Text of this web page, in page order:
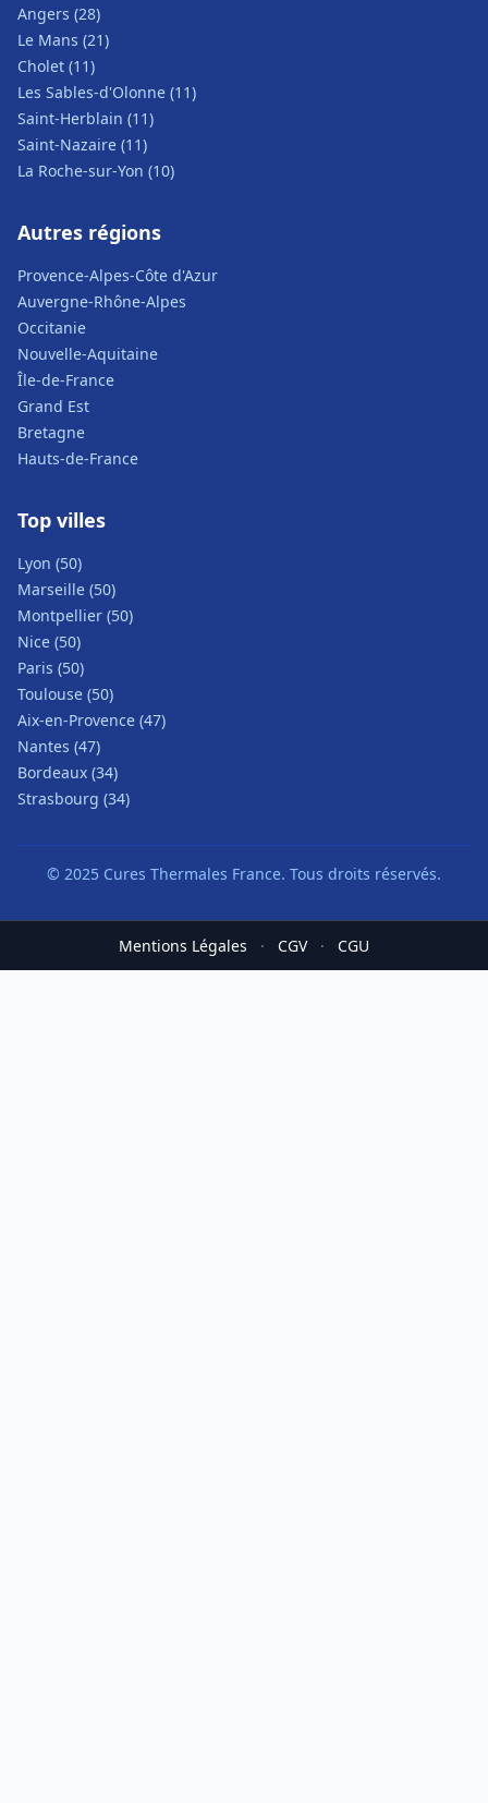
Angers (28)
Le Mans (21)
Cholet (11)
Les Sables-d'Olonne (11)
Saint-Herblain (11)
Saint-Nazaire (11)
La Roche-sur-Yon (10)
Autres régions
Provence-Alpes-Côte d'Azur
Auvergne-Rhône-Alpes
Occitanie
Nouvelle-Aquitaine
Île-de-France
Grand Est
Bretagne
Hauts-de-France
Top villes
Lyon (50)
Marseille (50)
Montpellier (50)
Nice (50)
Paris (50)
Toulouse (50)
Aix-en-Provence (47)
Nantes (47)
Bordeaux (34)
Strasbourg (34)
© 2025 Cures Thermales France. Tous droits réservés.
Mentions Légales · CGV · CGU